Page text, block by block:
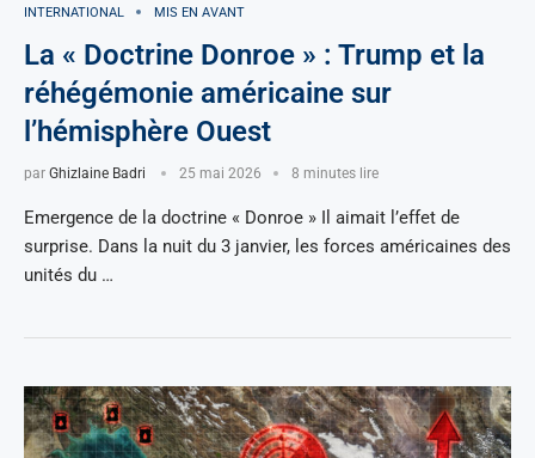
INTERNATIONAL
MIS EN AVANT
La « Doctrine Donroe » : Trump et la
réhégémonie américaine sur
l’hémisphère Ouest
par Ghizlaine Badri 25 mai 2026 8 minutes lire
Emergence de la doctrine « Donroe » Il aimait l’effet de
surprise. Dans la nuit du 3 janvier, les forces américaines des
unités du …